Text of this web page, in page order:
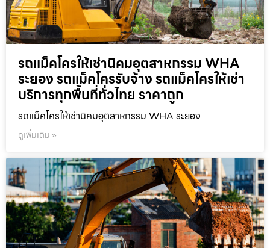
รถแม็คโครให้เช่านิคมอุตสาหกรรม WHA
ระยอง รถแม็คโครรับจ้าง รถแม็คโครให้เช่า
บริการทุกพื้นที่ทั่วไทย ราคาถูก
รถแม็คโครให้เช่านิคมอุตสาหกรรม WHA ระยอง
ดูเพิ่มเติม »